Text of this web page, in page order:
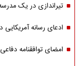
تیراندازی در یک مدرسه در
ادعای رسانه آمریکایی
امضای توافقنامه